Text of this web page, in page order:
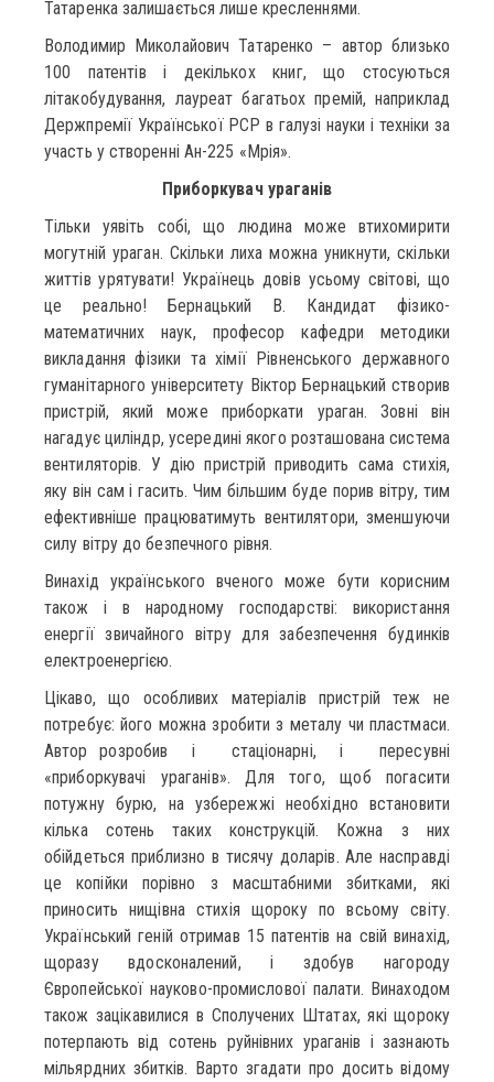
Татаренка залишається лише кресленнями.
Володимир Миколайович Татаренко – автор близько
100 патентів і декількох книг, що стосуються
літакобудування, лауреат багатьох премій, наприклад
Держпремії Української РСР в галузі науки і техніки за
участь у створенні Ан-225 «Мрія».
Приборкувач ураганів
Тільки уявіть собі, що людина може втихомирити
могутній ураган. Скільки лиха можна уникнути, скільки
життів урятувати! Українець довів усьому світові, що
це реально! Бернацький В. Кандидат фізико-
математичних наук, професор кафедри методики
викладання фізики та хімії Рівненського державного
гуманітарного університету Віктор Бернацький створив
пристрій, який може приборкати ураган. Зовні він
нагадує циліндр, усередині якого розташована система
вентиляторів. У дію пристрій приводить сама стихія,
яку він сам і гасить. Чим більшим буде порив вітру, тим
ефективніше працюватимуть вентилятори, зменшуючи
силу вітру до безпечного рівня.
Винахід українського вченого може бути корисним
також і в народному господарстві: використання
енергії звичайного вітру для забезпечення будинків
електроенергією.
Цікаво, що особливих матеріалів пристрій теж не
потребує: його можна зробити з металу чи пластмаси.
Автор розробив і стаціонарні, і пересувні
«приборкувачі ураганів». Для того, щоб погасити
потужну бурю, на узбережжі необхідно встановити
кілька сотень таких конструкцій. Кожна з них
обійдеться приблизно в тисячу доларів. Але насправді
це копійки порівно з масштабними збитками, які
приносить нищівна стихія щороку по всьому світу.
Український геній отримав 15 патентів на свій винахід,
щоразу вдосконалений, і здобув нагороду
Європейської науково-промислової палати. Винаходом
також зацікавилися в Сполучених Штатах, які щороку
потерпають від сотень руйнівних ураганів і зазнають
мільярдних збитків. Варто згадати про досить відому